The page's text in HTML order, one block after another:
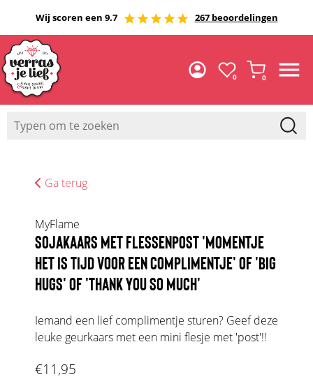
Wij scoren een 9.7 267 beoordelingen
0 0
Ga terug
MyFlame
SOJAKAARS MET FLESSENPOST 'MOMENTJE
HET IS TIJD VOOR EEN COMPLIMENTJE' OF 'BIG
HUGS' OF 'THANK YOU SO MUCH'
Iemand een lief complimentje sturen? Geef deze
leuke geurkaars met een mini flesje met 'post'!!
€11,95